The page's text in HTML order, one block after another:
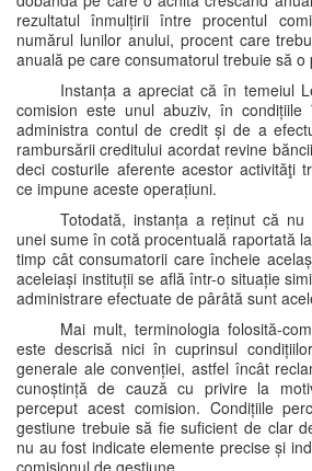
rezultatul înmulțirii între procentul
numărul lunilor anului, procent care
anuală pe care consumatorul trebuie să o
Instanța a apreciat că în temeiul
comision este unul abuziv, în
administra contul de credit și de a
rambursării creditului acordat revine
deci costurile aferente acestor activităţi
ce impune aceste operațiuni.
Totodată, instanța a reținut că nu
unei sume în cotă procentuală raportată
timp cât consumatorii care încheie
aceleiași instituții se află într-o situație
administrare efectuate de pârâtă sunt
Mai mult, terminologia folosită-
este descrisă nici în cuprinsul
generale ale convenției, astfel încât
cunoștință de cauză cu privire la
perceput acest comision. Condițiile
gestiune trebuie să fie suficient de clar
nu au fost indicate elemente precise și
comisionul de gestiune.